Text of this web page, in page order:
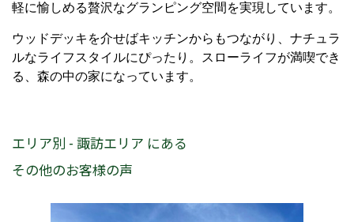
軽に愉しめる贅沢なグランピング空間を実現しています。
ウッドデッキを介せばキッチンからもつながり、ナチュラ
ルなライフスタイルにぴったり。スローライフが満喫でき
る、森の中の家になっています。
エリア別 - 諏訪エリア にある
その他のお客様の声